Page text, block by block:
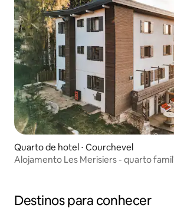
Quarto de hotel ⋅ Courchevel
Alojamento Les Merisiers - quarto
Destinos para conhecer